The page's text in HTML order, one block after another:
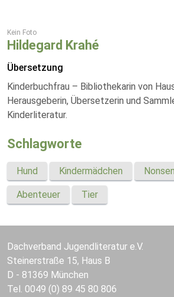
Kein Foto
Hildegard Krahé
Übersetzung
Kinderbuchfrau – Bibliothekarin von
Herausgeberin, Übersetzerin und
Kinderliteratur.
Schlagworte
Hund Kindermädchen
Abenteuer Tier
Dachverband Jugendliteratur e.V.
Steinerstraße 15, Haus B
D - 81369 München
Tel. 0049 (0) 89 45 80 806